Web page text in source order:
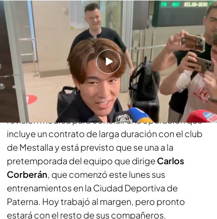
Sato en Valencia
PUEDE INTERESARTE
Ryunosuke Sato y los japoneses que jugaron en el
Valencia CF antes que él: la conexión con Kempes y
Aimar
El jugador, de 19 años fue sometido a la pertinente
revisión médica para concluir una operación que
incluye un contrato de larga duración con el club
de Mestalla y está previsto que se una a la
pretemporada del equipo que dirige Carlos
Corberán, que comenzó este lunes sus
entrenamientos en la Ciudad Deportiva de
Paterna. Hoy trabajó al margen, pero pronto
estará con el resto de sus compañeros.